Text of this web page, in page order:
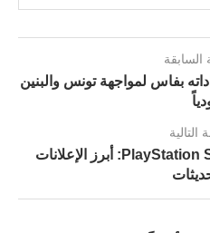
السابقة
بفاس لمواجهة تونس والبنين
التالية
عروض PlayStation State of Play 2025: أبرز الإعلانات